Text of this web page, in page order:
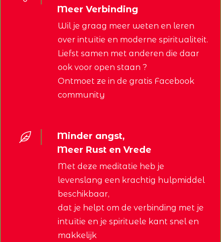
Meer Verbinding
Wil je graag meer weten en leren
over intuïtie en moderne spiritualiteit.
Liefst samen met anderen die daar
ook voor open staan ?
Ontmoet ze in de gratis Facebook
community
Minder angst,
Meer Rust en Vrede
Met deze meditatie heb je
levenslang een krachtig hulpmiddel
beschikbaar,
dat je helpt om de verbinding met je
intuïtie en je spirituele kant snel en
makkelijk